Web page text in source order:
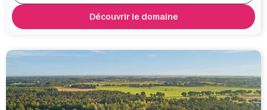
Découvrir le domaine